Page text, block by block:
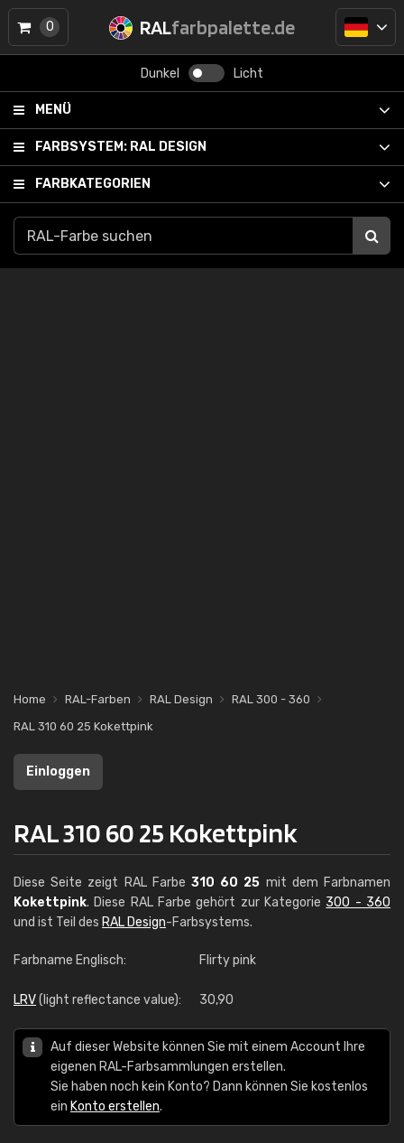
RALfarbpalette.de
Dunkel Licht
MENÜ
FARBSYSTEM: RAL DESIGN
FARBKATEGORIEN
0
Home RAL-Farben RAL Design
RAL 300 - 360
RAL 310 60 25 Kokettpink
Einloggen
RAL 310 60 25 Kokettpink
Diese Seite zeigt RAL Farbe 310 60 25 mit dem Farbnamen
Kokettpink. Diese RAL Farbe gehört zur Kategorie 300 - 360
und ist Teil des RAL Design-Farbsystems.
Farbname Englisch: Flirty pink
LRV(light reflectance value): 30,90
Auf dieser Website können Sie mit einem Account Ihre
eigenen RAL-Farbsammlungen erstellen.
Sie haben noch kein Konto? Dann können Sie kostenlos
ein Konto erstellen.